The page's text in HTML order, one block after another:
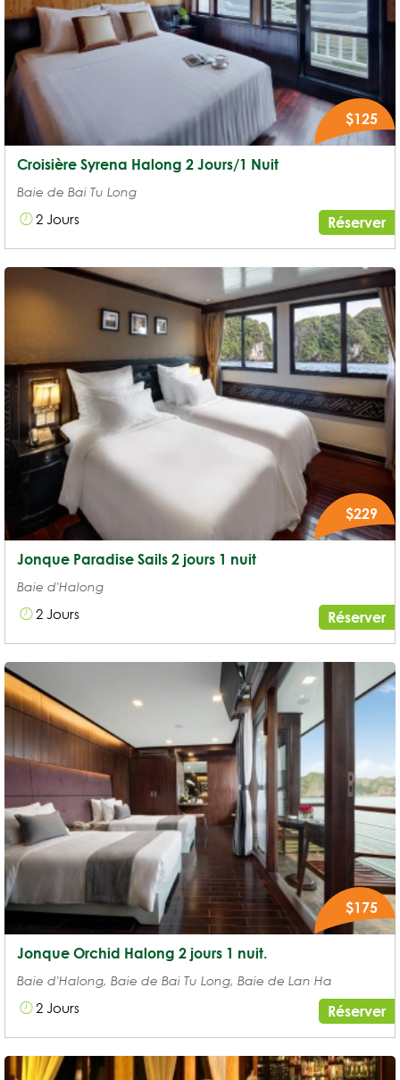
$125
Croisière Syrena Halong 2 Jours/1 Nuit
Baie de Bai Tu Long
2 Jours Réserver
$229
Jonque Paradise Sails 2 jours 1 nuit
Baie d'Halong
2 Jours Réserver
$175
Jonque Orchid Halong 2 jours 1 nuit.
Baie d'Halong, Baie de Bai Tu Long, Baie de Lan Ha
2 Jours Réserver